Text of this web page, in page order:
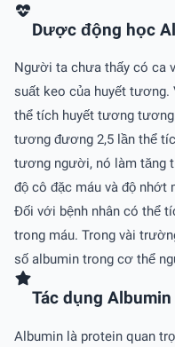
Dược động học
Người ta chưa thấy có ca
suất keo của huyết
thể tích huyết tương
tương đương 2,5 lần thể
tương người, nó làm tăng
độ cô đặc máu và độ nhớt
Ðối với bệnh nhân có thể
trong máu. Trong vài
số albumin trong cơ thể
Tác dụng Albumin
Albumin là protein quan